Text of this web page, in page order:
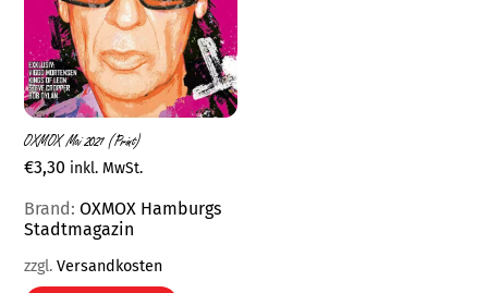
OXMOX Mai 2021 (Print)
€3,30 inkl. MwSt.
Brand:OXMOX Hamburgs
Stadtmagazin
zzgl.Versandkosten